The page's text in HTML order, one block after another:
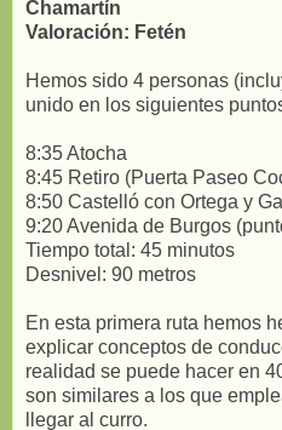
Chamartín
Valoración: Fetén
Hemos sido 4 personas
unido en los siguientes
8:35 Atocha
8:45 Retiro (Puerta Paseo
8:50 Castelló con Ortega y
9:20 Avenida de Burgos
Tiempo total: 45 minutos
Desnivel: 90 metros
En esta primera ruta hemos
explicar conceptos de
realidad se puede hacer en
son similares a los que
llegar al curro.